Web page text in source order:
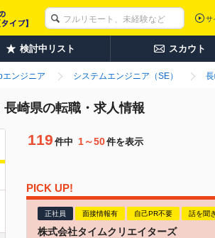
サ
検討中リスト スカウト
エンジニア システムエンジニア（SE）
崎県の転職・求人情報
119 件中 1～50件を表示
PICK UP!
正社員 面接情報有 自己PR不要 話を聞
株式会社タイムクリエイターズ